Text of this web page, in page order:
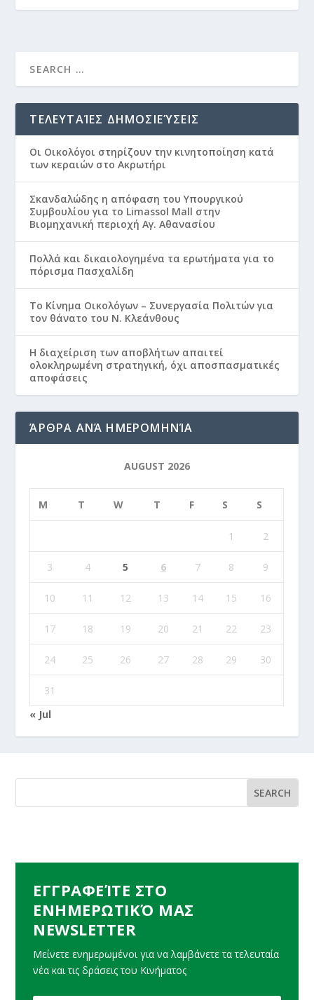
ΤΕΛΕΥΤΑΊΕΣ ΔΗΜΟΣΙΕΎΣΕΙΣ
Οι Οικολόγοι στηρίζουν την κινητοποίηση κατά
των κεραιών στο Ακρωτήρι
Σκανδαλώδης η απόφαση του Υπουργικού
Συμβουλίου για το Limassol Mall στην
Βιομηχανική περιοχή Αγ. Αθανασίου
Πολλά και δικαιολογημένα τα ερωτήματα για το
πόρισμα Πασχαλίδη
Το Κίνημα Οικολόγων – Συνεργασία Πολιτών για
τον θάνατο του Ν. Κλεάνθους
Η διαχείριση των αποβλήτων απαιτεί
ολοκληρωμένη στρατηγική, όχι αποσπασματικές
αποφάσεις
ΆΡΘΡΑ ΑΝΆ ΗΜΕΡΟΜΗΝΊΑ
AUGUST 2026
M T W T F S S
1 2
3 4 5 6 7 8 9
10 11 12 13 14 15 16
17 18 19 20 21 22 23
24 25 26 27 28 29 30
31
« Jul
ΕΓΓΡΑΦΕΊΤΕ ΣΤΟ
ΕΝΗΜΕΡΩΤΙΚΌ ΜΑΣ
NEWSLETTER
Μείνετε ενημερωμένοι για να λαμβάνετε τα τελευταία
νέα και τις δράσεις του Κινήματος